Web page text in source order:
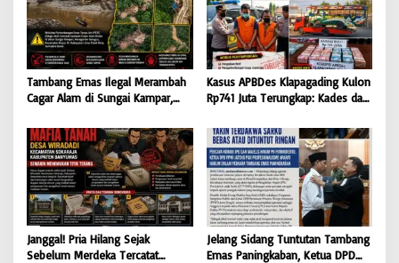
Tambang Emas Ilegal Merambah
Cagar Alam di Sungai Kampar,
Bertindak Tegas
Kasus APBDes Klapagading Kulon
Rp741 Juta Terungkap: Kades dan
Tersangka
Janggal! Pria Hilang Sejak
Sebelum Merdeka Tercatat
Jelang Sidang Tuntutan Tambang
Emas Paningkaban, Ketua DPD